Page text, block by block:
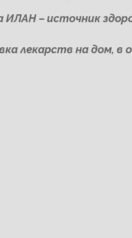
ИЛАН – источник
лекарств на дом, в